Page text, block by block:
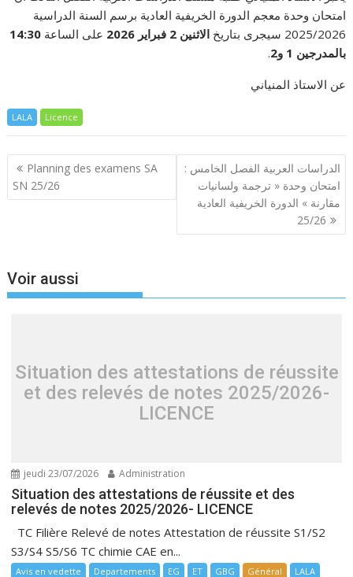
امتحان وحدة معجم الدورة الخريفية العادية برسم السنة الدراسية
2025/2026 سيجرى بتاريخ
الاثنين 2 فبراير 2026 على الساعة14:30
بالمدرجين 1 و2
.
عن الاستاذ المنياني
LALA Licence
Navigation
de
l’article
Planning des examens SA
SN 25/26
الدراسات العربية الفصل الخامس :
امتحان وحدة « ترجمة ولسانيات
مقارنة » الدورة الخريفية العادية
25/26
Voir aussi
Situation des attestations de réussite
et des relevés de notes 2025/2026-
LICENCE
jeudi 23/07/2026 Administration
Situation des attestations de réussite et des
relevés de notes 2025/2026- LICENCE
TC Filière Relevé de notes Attestation de réussite S1/S2
S3/S4 S5/S6 TC chimie CAE en...
Avis en vedette Departements EG ET GBG Général
LALA